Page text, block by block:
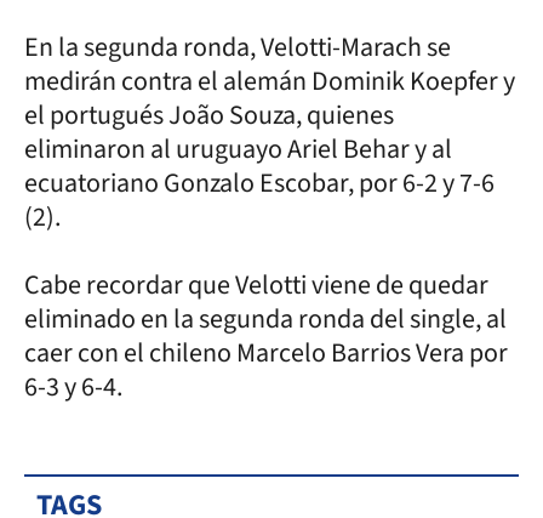
En la segunda ronda, Velotti-Marach se
medirán contra el alemán Dominik Koepfer y
el portugués João Souza, quienes
eliminaron al uruguayo Ariel Behar y al
ecuatoriano Gonzalo Escobar, por 6-2 y 7-6
(2).
Cabe recordar que Velotti viene de quedar
eliminado en la segunda ronda del single, al
caer con el chileno Marcelo Barrios Vera por
6-3 y 6-4.
TAGS